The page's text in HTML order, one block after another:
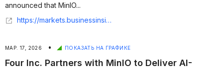
announced that MinIO...
https://markets.businessinsider.com/news/stocks/minio-aistor-brings-object-data-stores-for-the-nvidia-stx-reference-architecture-1035934853
МАР. 17, 2026 • ПОКАЗАТЬ НА ГРАФИКЕ
Four Inc. Partners with MinIO to Deliver AI-